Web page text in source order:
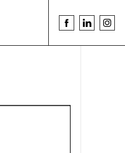
לעמוד
של
linkedin